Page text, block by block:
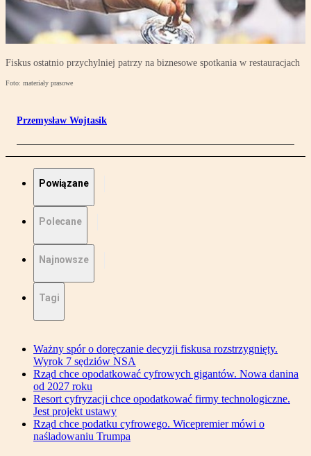
Fiskus ostatnio przychylniej patrzy na biznesowe spotkania w restauracjach
Foto: materiały prasowe
Przemysław Wojtasik
Powiązane
Polecane
Najnowsze
Tagi
Ważny spór o doręczanie decyzji fiskusa rozstrzygnięty.
Wyrok 7 sędziów NSA
Rząd chce opodatkować cyfrowych gigantów. Nowa danina
od 2027 roku
Resort cyfryzacji chce opodatkować firmy technologiczne.
Jest projekt ustawy
Rząd chce podatku cyfrowego. Wicepremier mówi o
naśladowaniu Trumpa